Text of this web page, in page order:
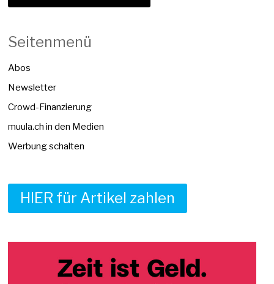
Seitenmenü
Abos
Newsletter
Crowd-Finanzierung
muula.ch in den Medien
Werbung schalten
HIER für Artikel zahlen